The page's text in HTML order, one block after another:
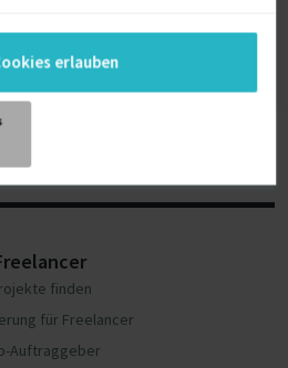
erlauben
finden
für Freelancer
Auftraggeber